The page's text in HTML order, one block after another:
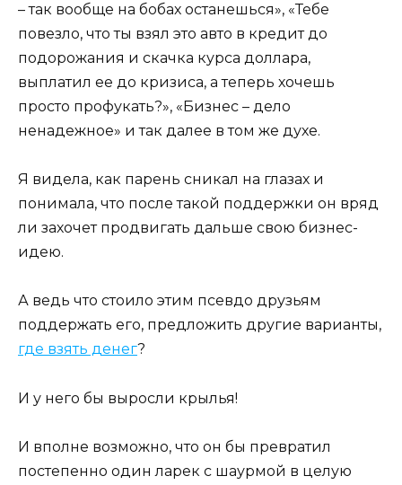
– так вообще на бобах останешься», «Тебе
повезло, что ты взял это авто в кредит до
подорожания и скачка курса доллара,
выплатил ее до кризиса, а теперь хочешь
просто профукать?», «Бизнес – дело
ненадежное» и так далее в том же духе.
Я видела, как парень сникал на глазах и
понимала, что после такой поддержки он вряд
ли захочет продвигать дальше свою бизнес-
идею.
А ведь что стоило этим псевдо друзьям
поддержать его, предложить другие варианты,
где взять денег?
И у него бы выросли крылья!
И вполне возможно, что он бы превратил
постепенно один ларек с шаурмой в целую